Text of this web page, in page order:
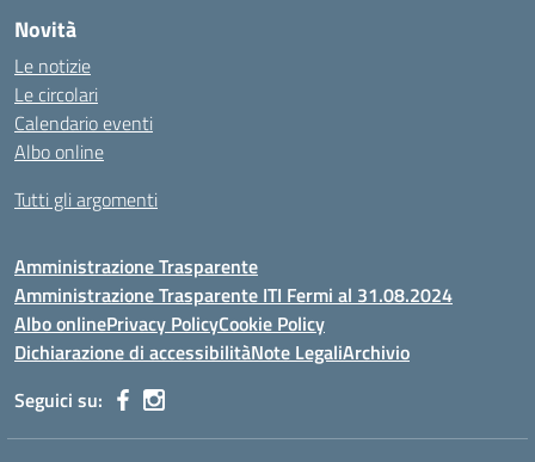
Novità
Le notizie
Le circolari
Calendario eventi
Albo online
Tutti gli argomenti
Amministrazione Trasparente
Amministrazione Trasparente ITI Fermi al 31.08.2024
Albo onlinePrivacy PolicyCookie Policy
Dichiarazione di accessibilitàNote LegaliArchivio
Seguici su: